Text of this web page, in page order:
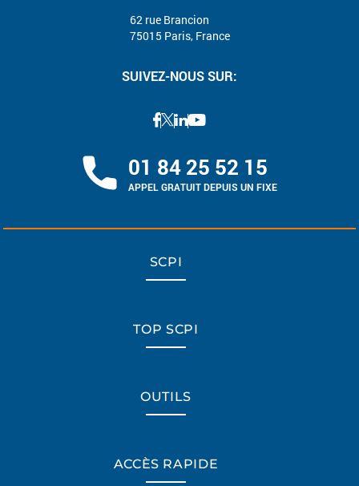
62 rue Brancion
75015 Paris, France
SUIVEZ-NOUS SUR:
01 84 25 52 15
APPEL GRATUIT DEPUIS UN FIXE
SCPI
TOP SCPI
OUTILS
ACCÈS RAPIDE